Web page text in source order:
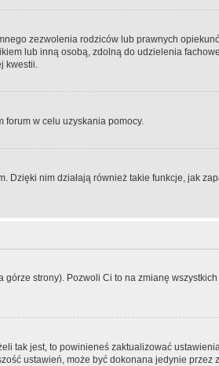
zezwolenia rodziców lub prawnych
lub inną osobą, zdolną do udzielenia
kwestii.
forum w celu uzyskania pomocy.
Dzięki nim działają również takie funkcje, jak
strony). Pozwoli Ci to na zmianę
tak jest, to powinieneś zaktualizować
ustawień, może być dokonana jedynie przez